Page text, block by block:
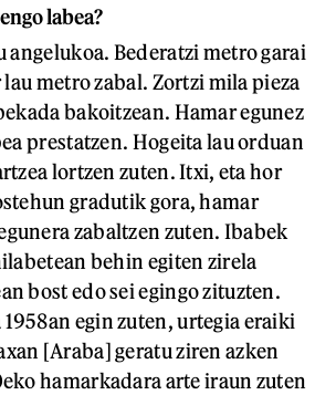
labea?
angelukoa. Bederatzi metro garai
metro zabal. Zortzi mila pieza
bakoitzean. Hamar egunez
prestatzen. Hogeita lau orduan
lortzen zuten. Itxi, eta hor
gradutik gora, hamar
zabaltzen zuten. Ibabek
behin egiten zirela
bost edo sei egingo zituzten.
egin zuten, urtegia eraiki
[Araba] geratu ziren azken
hamarkadara arte iraun zuten